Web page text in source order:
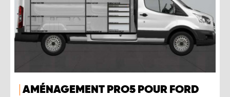
AMÉNAGEMENT PRO5 POUR FORD